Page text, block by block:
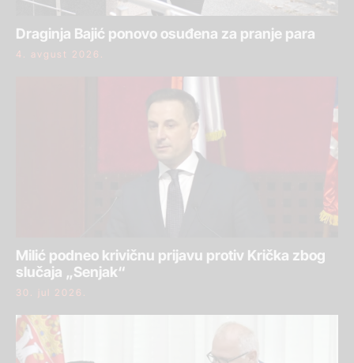
Draginja Bajić ponovo osuđena za pranje para
4. avgust 2026.
Milić podneo krivičnu prijavu protiv Krička zbog
slučaja „Senjak“
30. jul 2026.